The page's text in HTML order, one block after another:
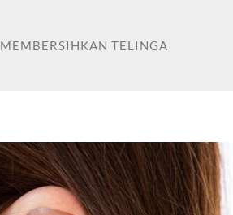
MEMBERSIHKAN TELINGA